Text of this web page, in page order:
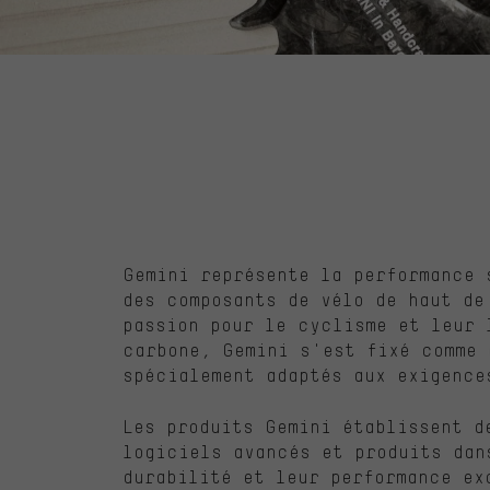
Gemini représente la
des composants de vélo de haut
passion pour le cyclisme et leur
carbone, Gemini s'est fixé
spécialement adaptés aux
Les produits Gemini établissent
logiciels avancés et produits
durabilité et leur performance